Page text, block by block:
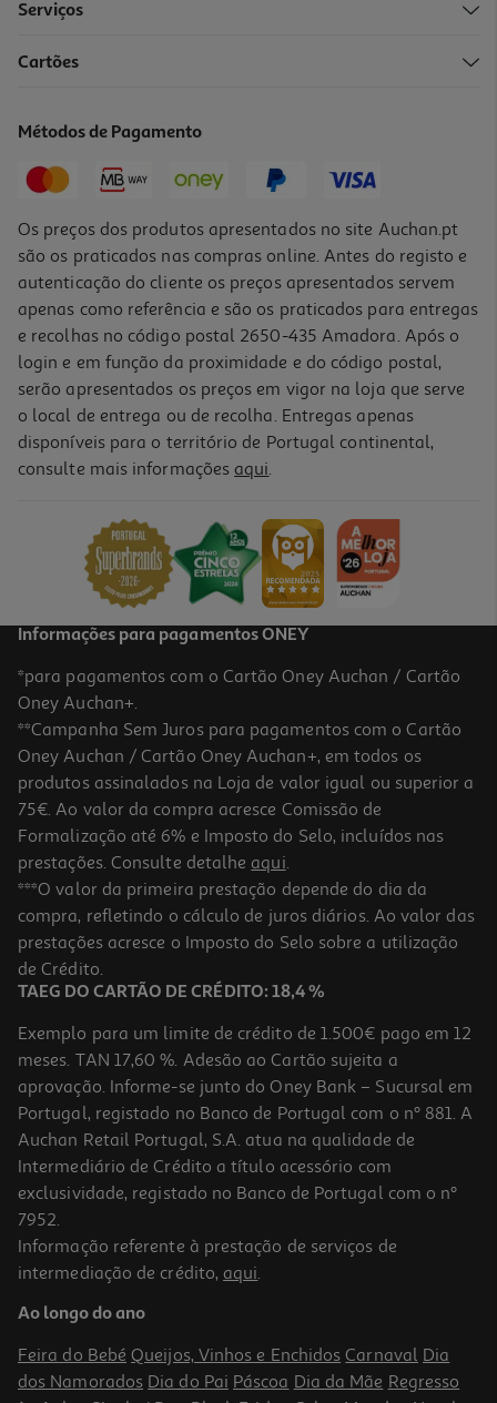
17,70 € PVP de editor
-10%
Livro Corte De Espinhos E Rosas - Livro De Colorir De Sarah J.
PVP de editor
14,31 €
-10%
Livro Como Educar Um Adolescente Com Confiança De Inês
Afonso Marques
16.11 €/un
17,90 € PVP de editor
16,11 €
-10%
Livro Conhece-Te A Ti E Aos Outros Com O Eneagrama De Sofia
Santos Rodrigues
14.85 €/un
PVP de editor
14,85 €
Serviços
Cartões
Métodos de Pagamento
Os preços dos produtos apresentados no site Auchan.pt
são os praticados nas compras online. Antes do registo e
autenticação do cliente os preços apresentados servem
apenas como referência e são os praticados para entregas
e recolhas no código postal 2650-435 Amadora. Após o
login e em função da proximidade e do código postal,
serão apresentados os preços em vigor na loja que serve
o local de entrega ou de recolha. Entregas apenas
disponíveis para o território de Portugal continental,
consulte mais informações aqui.
Informações para pagamentos ONEY
*para pagamentos com o Cartão Oney Auchan / Cartão
Oney Auchan+.
**Campanha Sem Juros para pagamentos com o Cartão
Oney Auchan / Cartão Oney Auchan+, em todos os
produtos assinalados na Loja de valor igual ou superior a
75€. Ao valor da compra acresce Comissão de
Formalização até 6% e Imposto do Selo, incluídos nas
prestações. Consulte detalhe aqui.
***O valor da primeira prestação depende do dia da
compra, refletindo o cálculo de juros diários. Ao valor das
prestações acresce o Imposto do Selo sobre a utilização
de Crédito.
TAEG DO CARTÃO DE CRÉDITO: 18,4 %
Exemplo para um limite de crédito de 1.500€ pago em 12
meses. TAN 17,60 %. Adesão ao Cartão sujeita a
aprovação. Informe-se junto do Oney Bank – Sucursal em
Portugal, registado no Banco de Portugal com o nº 881. A
Auchan Retail Portugal, S.A. atua na qualidade de
Intermediário de Crédito a título acessório com
exclusividade, registado no Banco de Portugal com o nº
7952.
Informação referente à prestação de serviços de
intermediação de crédito, aqui.
Ao longo do ano
Feira do Bebé Queijos, Vinhos e Enchidos Carnaval Dia
dos Namorados Dia do Pai Páscoa Dia da Mãe Regresso